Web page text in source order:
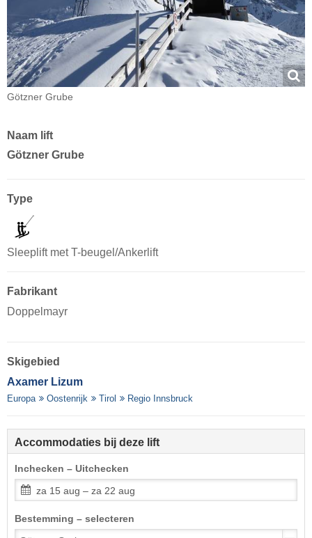
Götzner Grube
Naam lift
Götzner Grube
Type
Sleeplift met T-beugel/Ankerlift
Fabrikant
Doppelmayr
Skigebied
Axamer Lizum
Europa Oostenrijk Tirol Regio Innsbruck
Accommodaties bij deze lift
Inchecken – Uitchecken
za 15 aug – za 22 aug
Bestemming – selecteren